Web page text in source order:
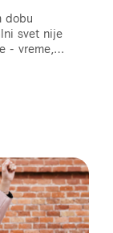
dobu
svet nije
- vreme,…